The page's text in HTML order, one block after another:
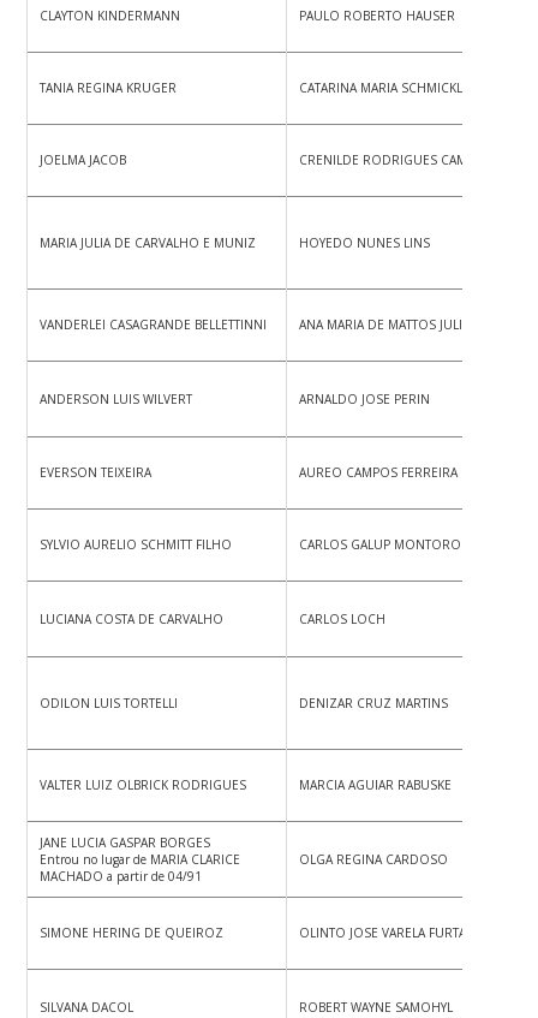
CLAYTON KINDERMANN PAULO ROBERTO HAUSER
TANIA REGINA KRUGER CATARINA MARIA SCHMICKLER
JOELMA JACOB CRENILDE RODRIGUES CAMPELLI
MARIA JULIA DE CARVALHO E MUNIZ HOYEDO NUNES LINS
VANDERLEI CASAGRANDE BELLETTINNI ANA MARIA DE MATTOS JULIANO
ANDERSON LUIS WILVERT ARNALDO JOSE PERIN
EVERSON TEIXEIRA AUREO CAMPOS FERREIRA
SYLVIO AURELIO SCHMITT FILHO CARLOS GALUP MONTORO
LUCIANA COSTA DE CARVALHO CARLOS LOCH
ODILON LUIS TORTELLI DENIZAR CRUZ MARTINS
VALTER LUIZ OLBRICK RODRIGUES MARCIA AGUIAR RABUSKE
JANE LUCIA GASPAR BORGES
Entrou no lugar de MARIA CLARICE
MACHADO a partir de 04/91
OLGA REGINA CARDOSO
SIMONE HERING DE QUEIROZ OLINTO JOSE VARELA FURTADO
SILVANA DACOL ROBERT WAYNE SAMOHYL